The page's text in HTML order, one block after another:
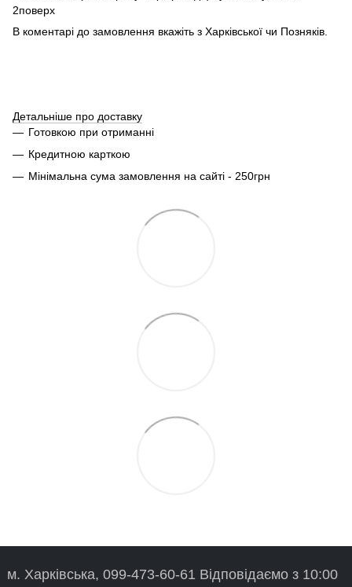
2поверх
В коментарі до замовлення вкажіть з Харківської чи Позняків.
Детальніше про доставку
Готовкою при отриманні
Кредитною карткою
Мінімальна сума замовлення на сайті - 250грн
м. Харківська, 099-473-60-61 Відповідаємо з 10:00